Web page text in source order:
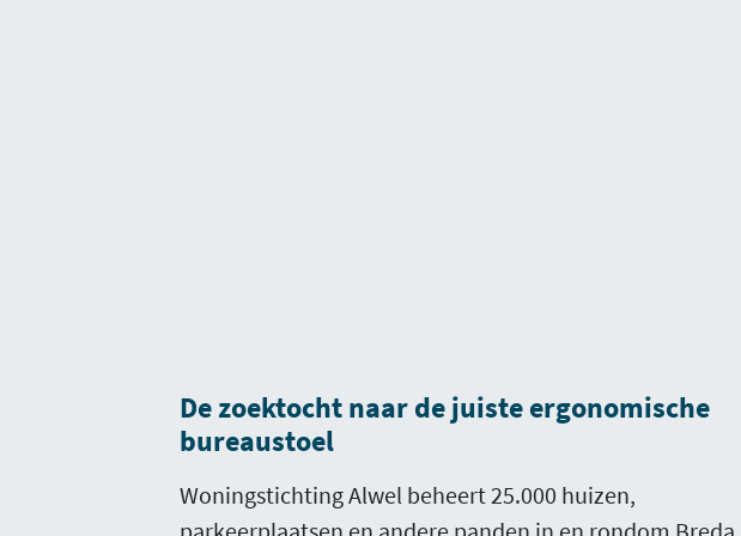
De zoektocht naar de juiste ergonomische
bureaustoel
Woningstichting Alwel beheert 25.000 huizen,